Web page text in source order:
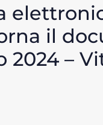
il
2024 –